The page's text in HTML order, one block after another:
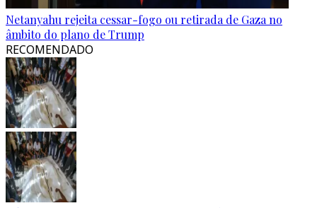
Netanyahu rejeita cessar-fogo ou retirada de Gaza no
âmbito do plano de Trump
RECOMENDADO